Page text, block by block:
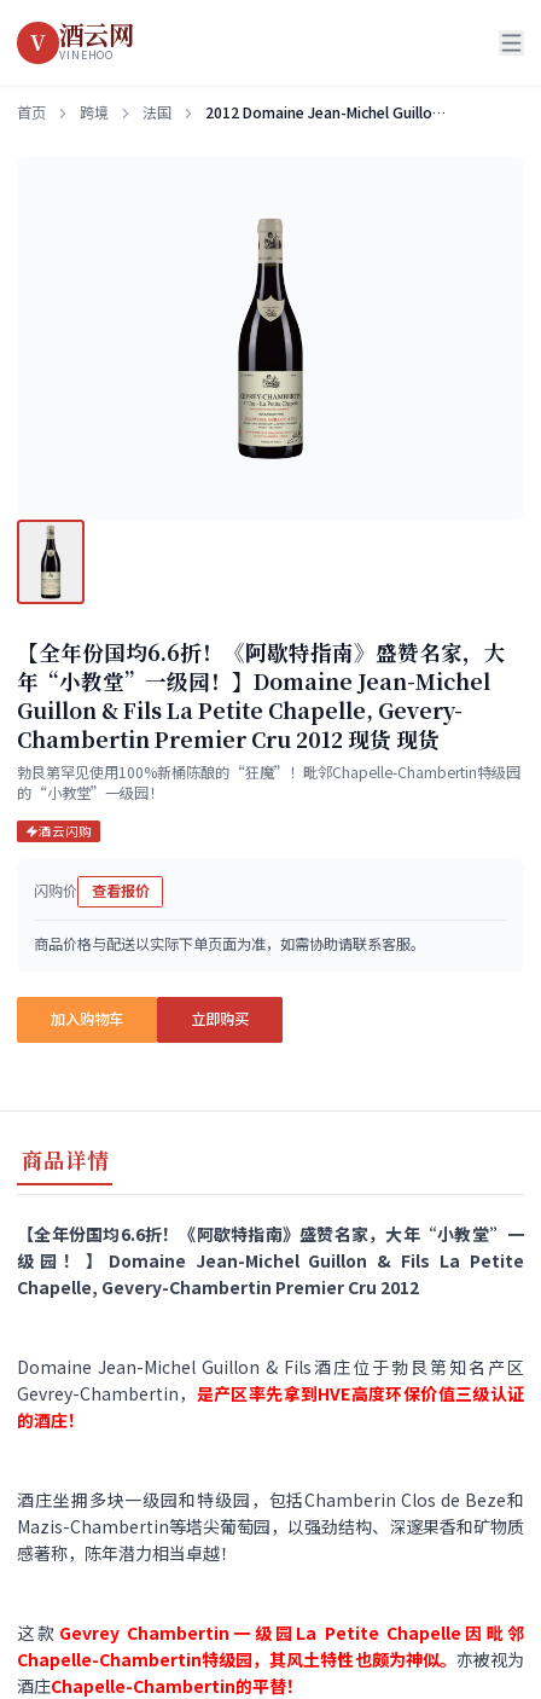
V 酒云网
VINEHOO
首页 跨境 法国 2012 Domaine Jean-Michel Guillon & Fils La Petite Chapelle, Gevery-Chambertin Premier Cru
【全年份国均6.6折！《阿歇特指南》盛赞名家，大
年“小教堂”一级园！】Domaine Jean-Michel
Guillon & Fils La Petite Chapelle, Gevery-
Chambertin Premier Cru 2012 现货 现货
勃艮第罕见使用100%新桶陈酿的“狂魔”！毗邻Chapelle-Chambertin特级园
的“小教堂”一级园！
酒云闪购
闪购价 查看报价
商品价格与配送以实际下单页面为准，如需协助请联系客服。
加入购物车 立即购买
商品详情
【全年份国均6.6折！《阿歇特指南》盛赞名家，大年“小教堂”一
级园！】Domaine Jean-Michel Guillon & Fils La Petite
Chapelle, Gevery-Chambertin Premier Cru 2012
Domaine Jean-Michel Guillon & Fils酒庄位于勃艮第知名产区
Gevrey-Chambertin， 是产区率先拿到HVE高度环保价值三级认证
的酒庄！
酒庄坐拥多块一级园和特级园，包括Chamberin Clos de Beze和
Mazis-Chambertin等塔尖葡萄园，以强劲结构、深邃果香和矿物质
感著称，陈年潜力相当卓越！
这款 Gevrey Chambertin一级园La Petite Chapelle因毗邻
Chapelle-Chambertin特级园，其风土特性也颇为神似。 亦被视为
酒庄Chapelle-Chambertin的平替！